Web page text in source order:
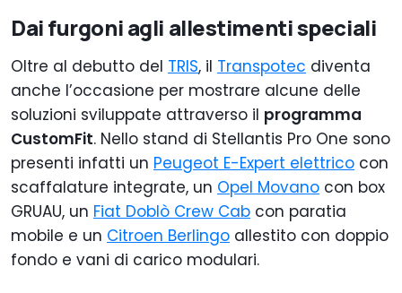
Dai furgoni agli allestimenti speciali
Oltre al debutto del TRIS, il Transpotec diventa
anche l’occasione per mostrare alcune delle
soluzioni sviluppate attraverso il programma
CustomFit. Nello stand di Stellantis Pro One sono
presenti infatti un Peugeot E-Expert elettrico con
scaffalature integrate, un Opel Movano con box
GRUAU, un Fiat Doblò Crew Cab con paratia
mobile e un Citroen Berlingo allestito con doppio
fondo e vani di carico modulari.